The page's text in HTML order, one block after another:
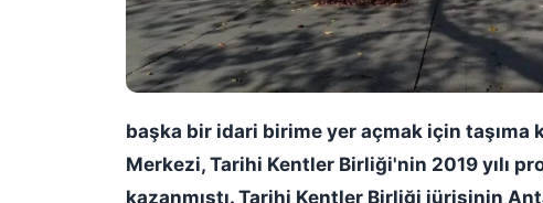
başka bir idari birime yer açmak için taşıma
Merkezi, Tarihi Kentler Birliği'nin 2019 yılı
kazanmıştı. Tarihi Kentler Birliği jürisinin